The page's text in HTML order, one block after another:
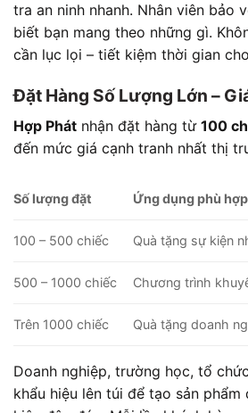
tra an ninh nhanh. Nhân viên bảo
biết bạn mang theo những gì.
cần lục lọi – tiết kiệm thời gian
Đặt Hàng Số Lượng Lớn –
Hợp Phát nhận đặt hàng từ 100
đến mức giá cạnh tranh nhất thị
Số lượng đặt Ứng dụng phù hợp
100 – 500 chiếc Quà tặng sự kiện
500 – 1000 chiếc Chương trình
Trên 1000 chiếc Quà tặng doanh
Doanh nghiệp, trường học, tổ
khẩu hiệu lên túi để tạo sản phẩm